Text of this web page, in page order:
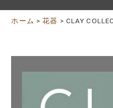
ホーム >花器 > CLAY